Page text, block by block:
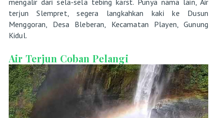
terjun Slempret, segera langkahkan kaki ke Dusun
Menggoran, Desa Bleberan, Kecamatan Playen, Gunung
Kidul.
Air Terjun Coban Pelangi